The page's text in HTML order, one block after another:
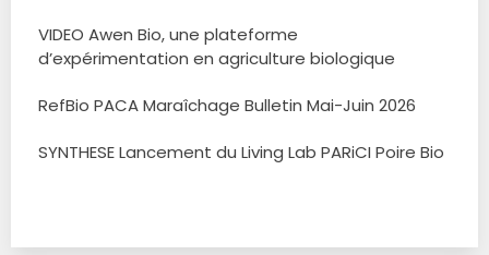
VIDEO Awen Bio, une plateforme
d’expérimentation en agriculture biologique
RefBio PACA Maraîchage Bulletin Mai-Juin 2026
SYNTHESE Lancement du Living Lab PARiCI Poire Bio